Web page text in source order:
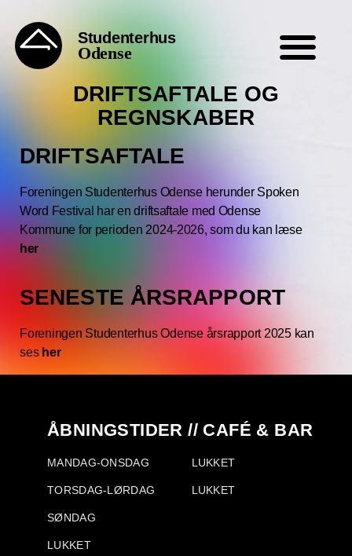
Studenterhus
Odense
DRIFTSAFTALE OG
REGNSKABER
DRIFTSAFTALE
Foreningen Studenterhus Odense herunder Spoken
Word Festival har en driftsaftale med Odense
Kommune for perioden 2024-2026, som du kan læse
her
SENESTE ÅRSRAPPORT
Foreningen Studenterhus Odense årsrapport 2025 kan
ses her
ÅBNINGSTIDER // CAFÉ & BAR
MANDAG-ONSDAG
TORSDAG-LØRDAG
SØNDAG
LUKKET
LUKKET
LUKKET